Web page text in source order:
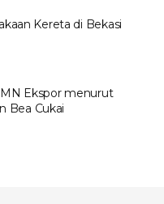
Kereta di Bekasi
Ekspor menurut
Bea Cukai